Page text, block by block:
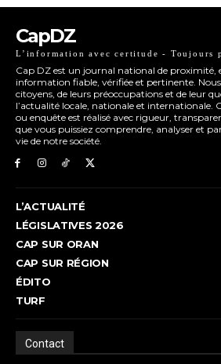
CapDZ
L’information avec certitude - Toujours
Cap DZ est un journal national de proximité,
information fiable, vérifiée et pertinente. Nous
citoyens, de leurs préoccupations et de leur
l’actualité locale, nationale et internationale.
ou enquête est réalisé avec rigueur,
que vous puissiez comprendre, analyser et
vie de notre société.
L’ACTUALITÉ
LÉGISLATIVES 2026
CAP SUR ORAN
CAP SUR RÉGION
ÉDITO
TURF
Contact